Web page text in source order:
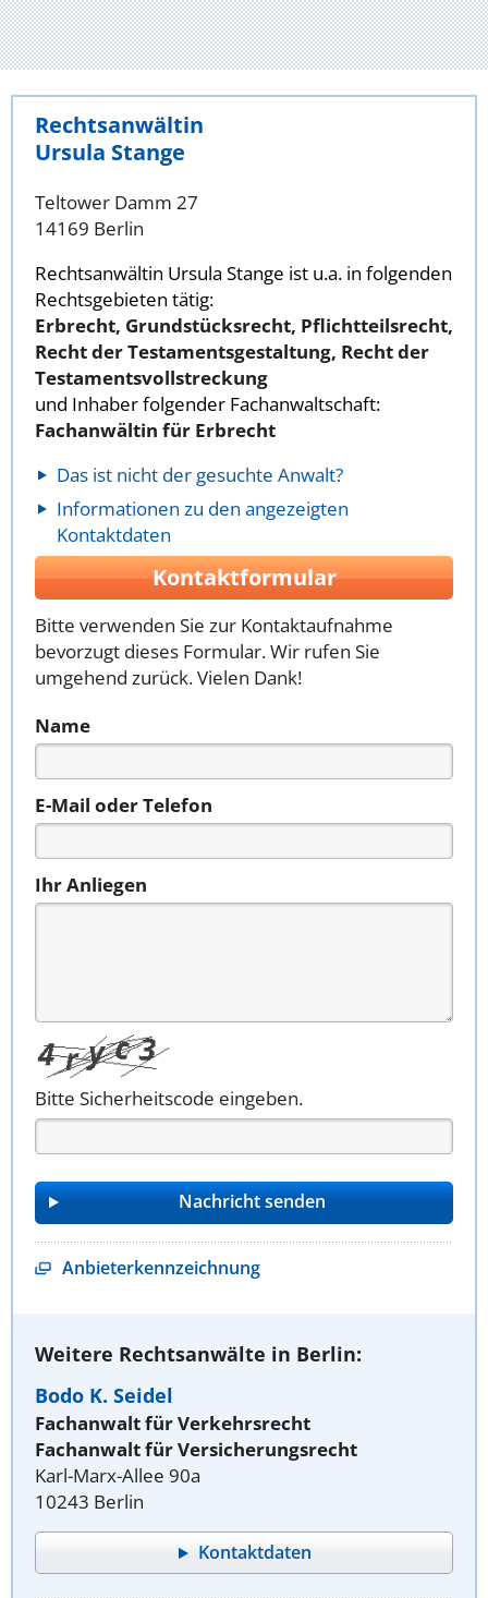
Rechtsanwältin
Ursula Stange
Teltower Damm 27
14169 Berlin
Rechtsanwältin Ursula Stange ist u.a. in folgenden
Rechtsgebieten tätig:
Erbrecht, Grundstücksrecht, Pflichtteilsrecht,
Recht der Testamentsgestaltung, Recht der
Testamentsvollstreckung
und Inhaber folgender Fachanwaltschaft:
Fachanwältin für Erbrecht
Das ist nicht der gesuchte Anwalt?
Informationen zu den angezeigten
Kontaktdaten
Kontaktformular
Bitte verwenden Sie zur Kontaktaufnahme
bevorzugt dieses Formular. Wir rufen Sie
umgehend zurück. Vielen Dank!
Name
E-Mail oder Telefon
Ihr Anliegen
Bitte Sicherheitscode eingeben.
Anbieterkennzeichnung
Weitere Rechtsanwälte in Berlin:
Bodo K. Seidel
Fachanwalt für Verkehrsrecht
Fachanwalt für Versicherungsrecht
Karl-Marx-Allee 90a
10243 Berlin
Kontaktdaten